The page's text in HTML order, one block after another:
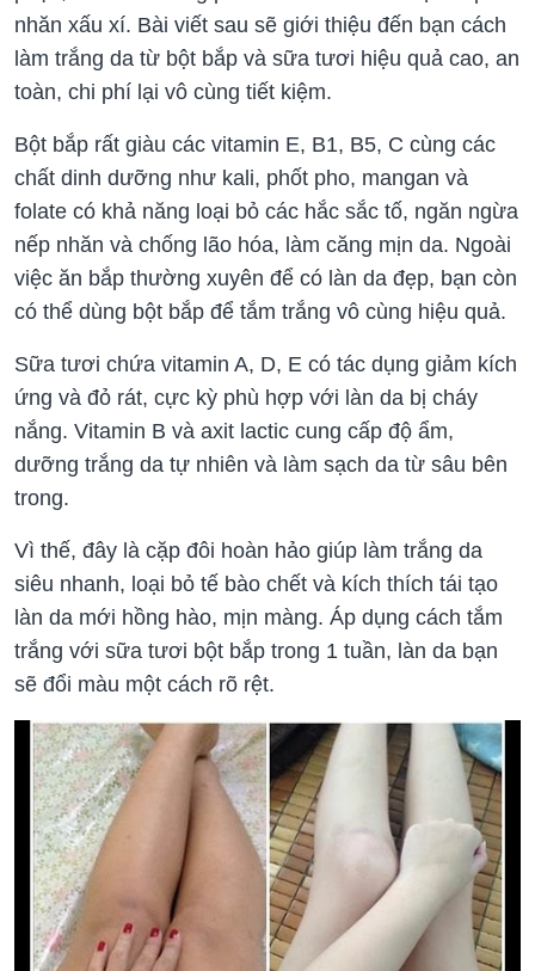
nhăn xấu xí. Bài viết sau sẽ giới thiệu đến bạn cách
làm trắng da từ bột bắp và sữa tươi hiệu quả cao, an
toàn, chi phí lại vô cùng tiết kiệm.
Bột bắp rất giàu các vitamin E, B1, B5, C cùng các
chất dinh dưỡng như kali, phốt pho, mangan và
folate có khả năng loại bỏ các hắc sắc tố, ngăn ngừa
nếp nhăn và chống lão hóa, làm căng mịn da. Ngoài
việc ăn bắp thường xuyên để có làn da đẹp, bạn còn
có thể dùng bột bắp để tắm trắng vô cùng hiệu quả.
Sữa tươi chứa vitamin A, D, E có tác dụng giảm kích
ứng và đỏ rát, cực kỳ phù hợp với làn da bị cháy
nắng. Vitamin B và axit lactic cung cấp độ ẩm,
dưỡng trắng da tự nhiên và làm sạch da từ sâu bên
trong.
Vì thế, đây là cặp đôi hoàn hảo giúp làm trắng da
siêu nhanh, loại bỏ tế bào chết và kích thích tái tạo
làn da mới hồng hào, mịn màng. Áp dụng cách tắm
trắng với sữa tươi bột bắp trong 1 tuần, làn da bạn
sẽ đổi màu một cách rõ rệt.